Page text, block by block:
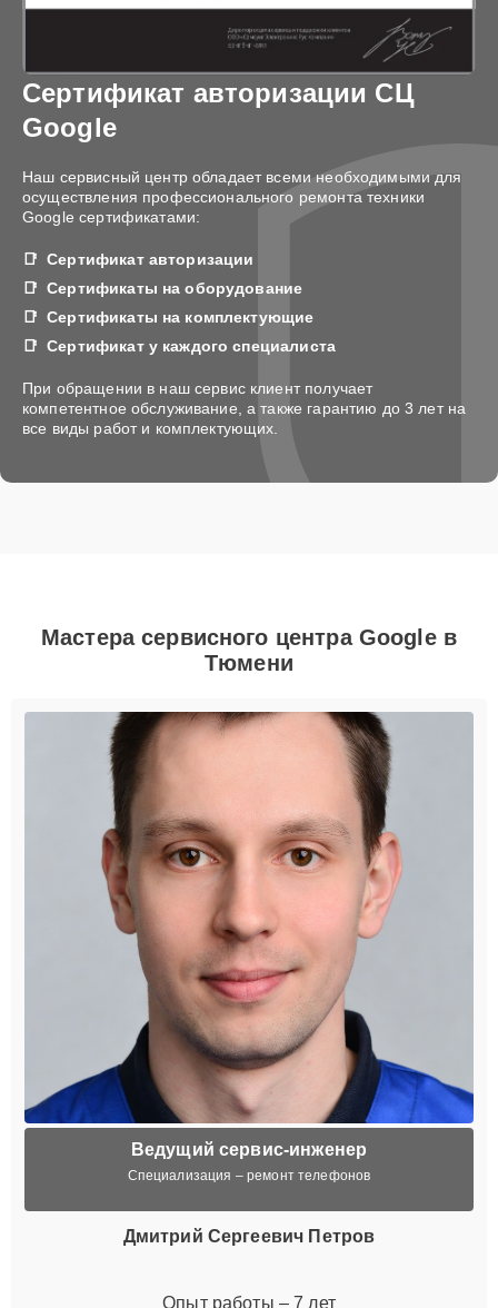
Сертификат авторизации СЦ
Google
Наш сервисный центр обладает всеми необходимыми для
осуществления профессионального ремонта техники
Google сертификатами:
Сертификат авторизации
Сертификаты на оборудование
Сертификаты на комплектующие
Сертификат у каждого специалиста
При обращении в наш сервис клиент получает
компетентное обслуживание, а также гарантию до 3 лет на
все виды работ и комплектующих.
Мастера сервисного центра Google в
Тюмени
Ведущий сервис-инженер
Специализация – ремонт телефонов
Дмитрий Сергеевич Петров
Опыт работы – 7 лет